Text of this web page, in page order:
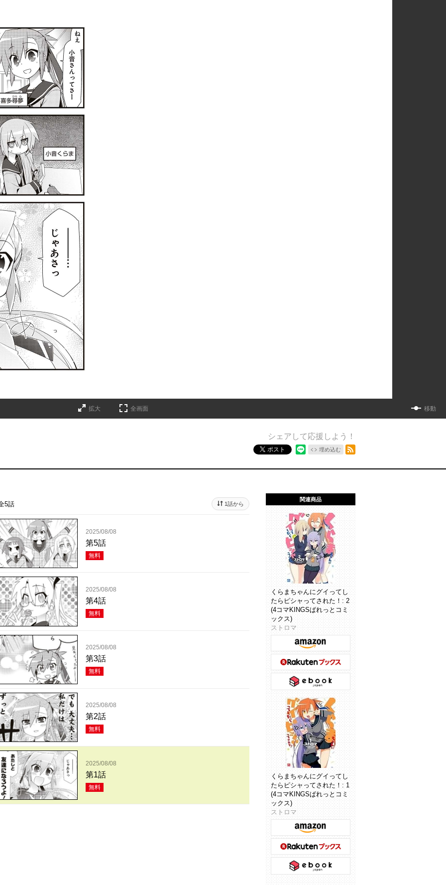
拡大 全画面 移動
シェアして応援しよう！
ポスト 埋め込む
5話 1話から
2025/08/08
第5話
無料
2025/08/08
第4話
無料
2025/08/08
第3話
無料
2025/08/08
第2話
無料
2025/08/08
第1話
無料
関連商品
くらまちゃんにグイってし
たらピシャってされた！: 2
(4コマKINGSぱれっとコミ
ックス)
ストロマ
くらまちゃんにグイってし
たらピシャってされた！: 1
(4コマKINGSぱれっとコミ
ックス)
ストロマ